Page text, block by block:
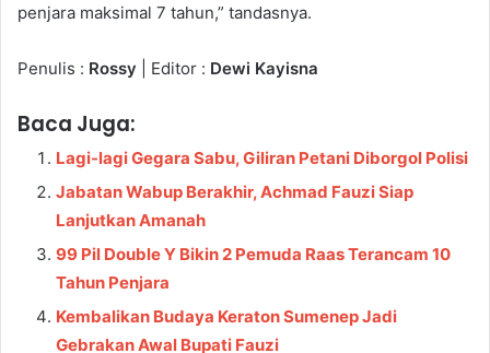
penjara maksimal 7 tahun,” tandasnya.
Penulis : Rossy | Editor : Dewi Kayisna
Baca Juga:
Lagi-lagi Gegara Sabu, Giliran Petani Diborgol Polisi
Jabatan Wabup Berakhir, Achmad Fauzi Siap
Lanjutkan Amanah
99 Pil Double Y Bikin 2 Pemuda Raas Terancam 10
Tahun Penjara
Kembalikan Budaya Keraton Sumenep Jadi
Gebrakan Awal Bupati Fauzi